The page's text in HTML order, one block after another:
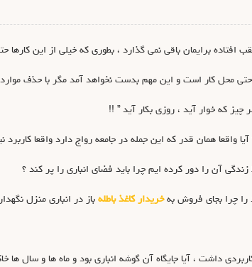
برایمان باقی نمی گذارد ، بطوری که خیلی از این کارها
محل کار است و این مهم بدست نخواهد آمد مگر با حذف موارد
که خوار آید ، روزی بکار آید ” !!
واقعا همان قدر که این جمله در جامعه رواج دارد واقعا کاربرد
آن را دور کرده ایم چرا باید فضای انباری را پر کند ؟
را چرا بجای فروش بهخریدار کاغذ باطله باز در انباری منزل
داشت ، آیا جایگاه آن گوشه انباری بود و ماه ها و سال ها